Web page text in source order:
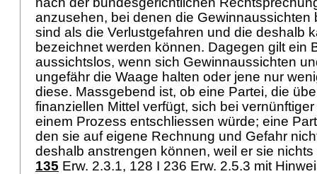
anzusehen, bei denen die Gewinnaussichten
sind als die Verlustgefahren und die deshalb
bezeichnet werden können. Dagegen gilt ein
aussichtslos, wenn sich Gewinnaussichten
ungefähr die Waage halten oder jene nur
diese. Massgebend ist, ob eine Partei, die
finanziellen Mittel verfügt, sich bei
einem Prozess entschliessen würde; eine
den sie auf eigene Rechnung und Gefahr
deshalb anstrengen können, weil er sie nichts
135 Erw. 2.3.1, 128 I 236 Erw. 2.5.3 mit